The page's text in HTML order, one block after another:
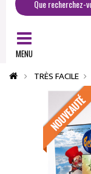
MENU
TRÈS FACILE